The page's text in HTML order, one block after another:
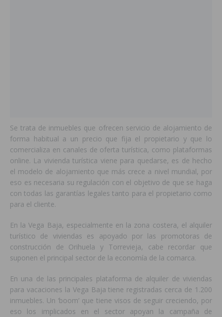
Se trata de inmuebles que ofrecen servicio de alojamiento de
forma habitual a un precio que fija el propietario y que lo
comercializa en canales de oferta turística, como plataformas
online. La vivienda turística viene para quedarse, es de hecho
el modelo de alojamiento que más crece a nivel mundial, por
eso es necesaria su regulación con el objetivo de que se haga
con todas las garantías legales tanto para el propietario como
para el cliente.
En la Vega Baja, especialmente en la zona costera, el alquiler
turístico de viviendas es apoyado por las promotoras de
construcción de Orihuela y Torrevieja, cabe recordar que
suponen el principal sector de la economía de la comarca.
En una de las principales plataforma de alquiler de viviendas
para vacaciones la Vega Baja tiene registradas cerca de 1.200
inmuebles. Un ‘boom’ que tiene visos de seguir creciendo, por
eso los implicados en el sector apoyan la campaña de